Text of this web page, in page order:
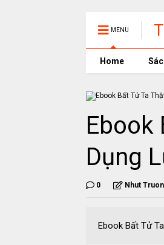
MENU
Home
Ebook
Dụng
0 Nhut
Ebook Bất Tử